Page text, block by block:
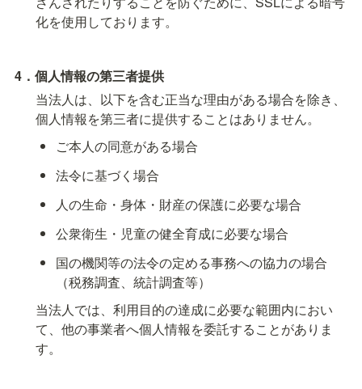
化を使用しております。
4．個人情報の第三者提供
当法人は、以下を含む正当な理由がある場合を除き、
個人情報を第三者に提供することはありません。
ご本人の同意がある場合
法令に基づく場合
人の生命・身体・財産の保護に必要な場合
公衆衛生・児童の健全育成に必要な場合
国の機関等の法令の定める事務への協力の場合
（税務調査、統計調査等）
当法人では、利用目的の達成に必要な範囲内におい
て、他の事業者へ個人情報を委託することがありま
す。